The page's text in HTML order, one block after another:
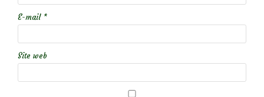
E-mail *
Site web